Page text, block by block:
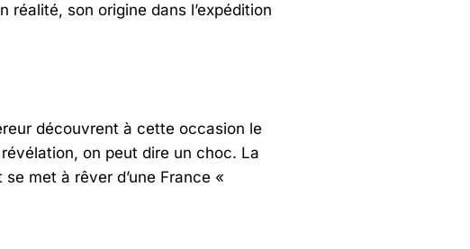
son origine dans l’expédition
découvrent à cette occasion le
on peut dire un choc. La
met à rêver d’une France «